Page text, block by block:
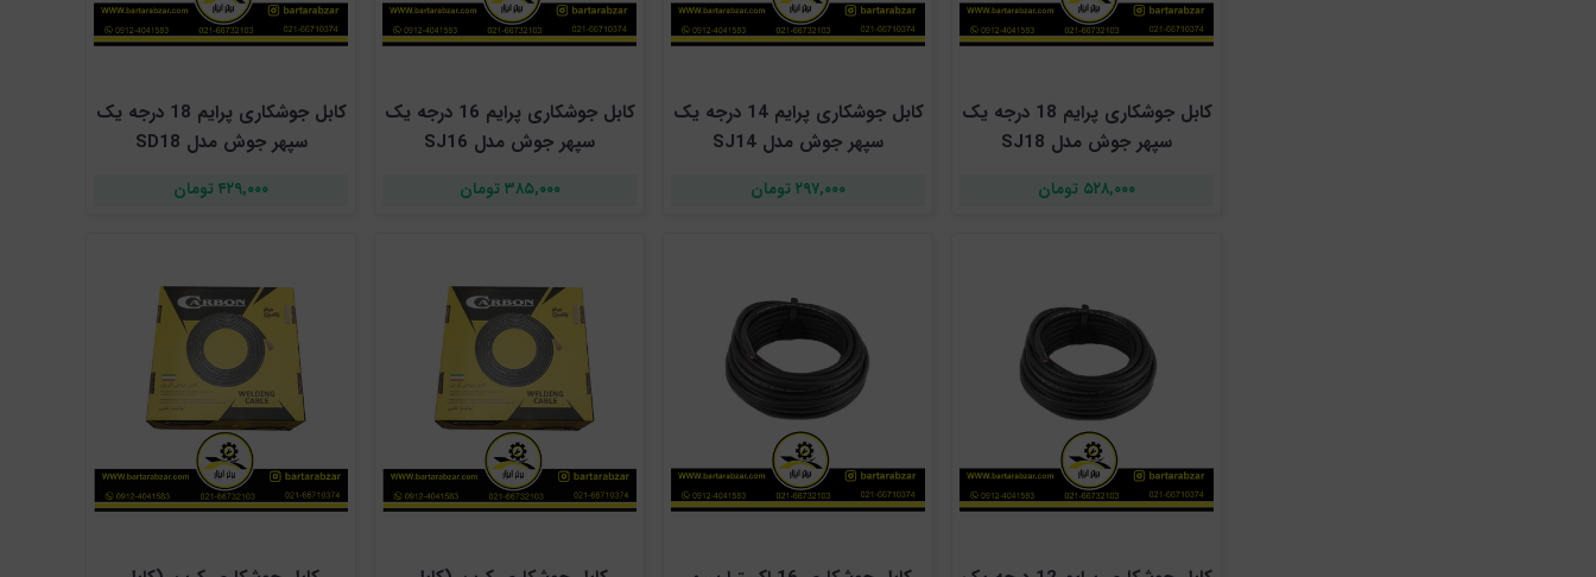
کابل جوشکاری پرایم 18 درجه یک
سپهر جوش مدل SJ18
۵۲۸,۰۰۰ تومان
کابل جوشکاری پرایم 14 درجه یک
سپهر جوش مدل SJ14
۲۹۷,۰۰۰ تومان
کابل جوشکاری پرایم 16 درجه یک
سپهر جوش مدل SJ16
۳۸۵,۰۰۰ تومان
کابل جوشکاری پرایم 18 درجه یک
سپهر جوش مدل SD18
۴۲۹,۰۰۰ تومان